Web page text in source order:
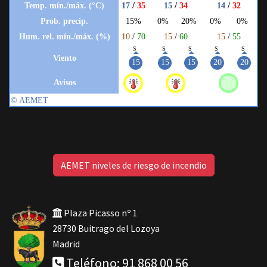
AEMET niveles de riesgo de incendio
Plaza Picasso nº 1
28730 Buitrago del Lozoya
Madrid
Teléfono: 91 868 00 56